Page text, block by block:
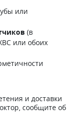
или
(в
или обоих
и доставки
сообщите об